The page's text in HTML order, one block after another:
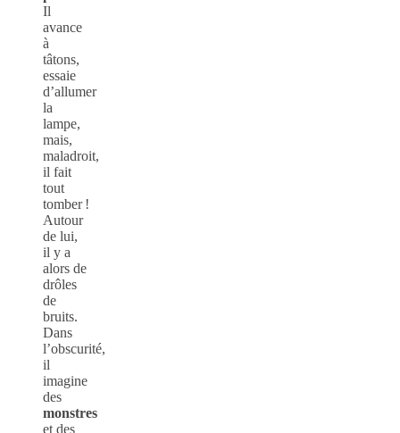
Il
avance
à
tâtons,
essaie
d’allumer
la
lampe,
mais,
maladroit,
il fait
tout
tomber !
Autour
de lui,
il y a
alors de
drôles
de
bruits.
Dans
l’obscurité,
il
imagine
des
monstres
et des